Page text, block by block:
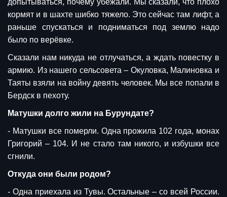
допытываться, почему убежали. Мы сказали, что плохо
кормят и в шахте шибко тяжело. Это сейчас там лифт, а
раньше спускаться и подниматься под землю надо
было по верёвке.
Сказали нам никуда не отлучаться, а ждать повестку в
армию. Из нашего сельсовета – Окуловка, Малиновка и
Таяты взяли на войну девять человек. Мы все попали в
Бердск в пехоту.
Матушки долго жили на Бурундате?
- Матушки все померли. Одна прожила 102 года, монах
Григорий – 104. И не стало там никого, и избушки все
сгнили.
Откуда они были родом?
- Одна приехала из Тувы. Остальные – со всей России.